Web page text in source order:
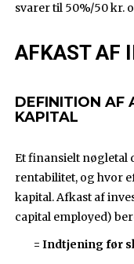
svarer til 50%/50 kr.
AFKAST AF
DEFINITION AF
KAPITAL
Et finansielt nøgletal
rentabilitet, og hvor
kapital. Afkast af
capital employed)
= Indtjening før